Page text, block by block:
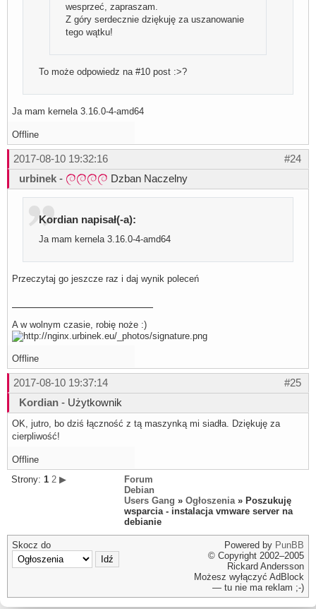
wesprzeć, zapraszam.
Z góry serdecznie dziękuję za uszanowanie
tego wątku!
To może odpowiedz na #10 post :>?
Ja mam kernela 3.16.0-4-amd64
Offline
#24
2017-08-10 19:32:16
urbinek - Dzban Naczelny
Kordian napisał(-a):
Ja mam kernela 3.16.0-4-amd64
Przeczytaj go jeszcze raz i daj wynik poleceń
A w wolnym czasie, robię noże :)
Offline
#25
2017-08-10 19:37:14
Kordian - Użytkownik
OK, jutro, bo dziś łączność z tą maszynką mi siadła. Dziękuję za
cierpliwość!
Offline
Strony: 1 2 ▶
Forum
Debian
Users Gang » Ogłoszenia » Poszukuję
wsparcia - instalacja vmware server na
debianie
Skocz do Powered by PunBB
© Copyright 2002–2005
Rickard Andersson
Możesz wyłączyć AdBlock
— tu nie ma reklam ;-)